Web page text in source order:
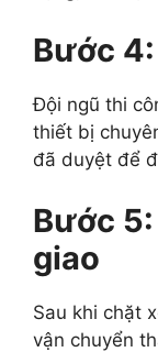
Bước
Đội ngũ thi
thiết bị
đã duyệt để
Bước
giao
Sau khi chặt
vận chuyển